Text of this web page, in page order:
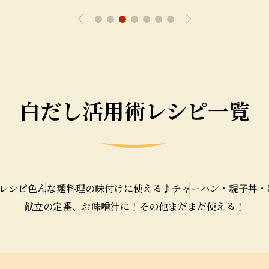
白だし活用術レシピ一覧
シピ色んな麺料理の味付けに使える♪ チャーハン・親子丼・
献立の定番、 お味噌汁に！ その他まだまだ使える！